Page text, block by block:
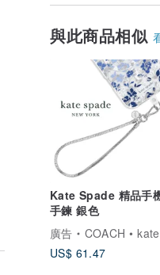
與此商品相似
Kate Spade 精品手
手鍊 銀色
廣告
COACH • kate spade 數位精品
US$ 61.47